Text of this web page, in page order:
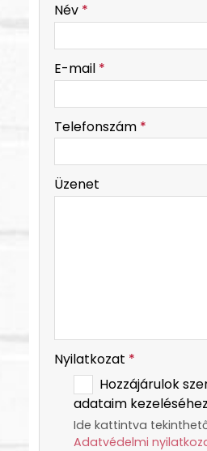
-
Név *
E-mail *
Telefonszám *
Üzenet
Nyilatkozat *
Hozzájárulok
adataim
Ide kattintva
Adatvédelmi